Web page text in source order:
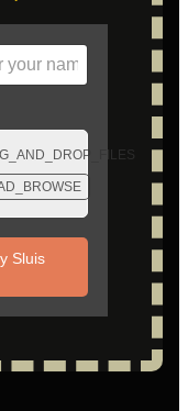
Sluis